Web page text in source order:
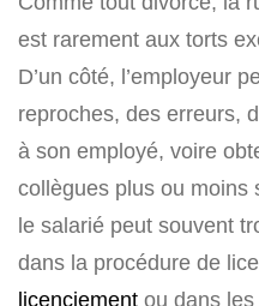
est rarement aux torts
D’un côté, l’employeur
reproches, des erreurs,
à son employé, voire
collègues plus ou moins
le salarié peut souvent
dans la procédure de
licenciement ou dans